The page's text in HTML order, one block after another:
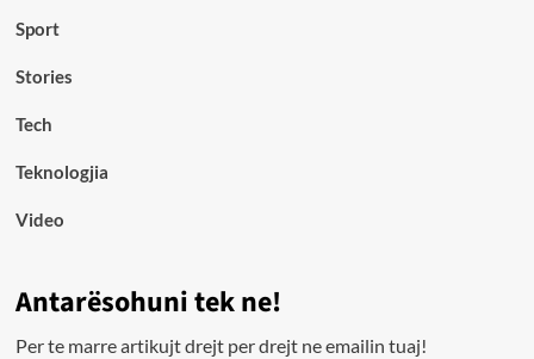
Sport
Stories
Tech
Teknologjia
Video
Antarësohuni tek ne!
Per te marre artikujt drejt per drejt ne emailin tuaj!